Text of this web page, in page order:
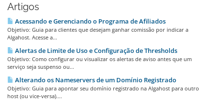
Artigos
Acessando e Gerenciando o Programa de Afiliados
Objetivo: Guia para clientes que desejam ganhar comissão por indicar a
Algahost. Acesse a...
Alertas de Limite de Uso e Configuração de Thresholds
Objetivo: Como configurar ou visualizar os alertas de aviso antes que um
serviço seja suspenso ou...
Alterando os Nameservers de um Domínio Registrado
Objetivo: Guia para apontar seu domínio registrado na Algahost para outro
host (ou vice-versa)....